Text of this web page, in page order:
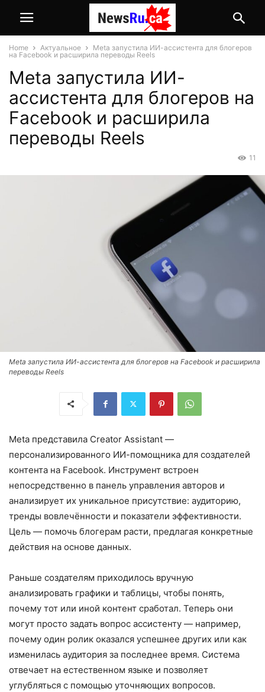
Home Актуальное
Meta запустила ИИ-ассистента для блогеров
на Facebook и расширила переводы Reels
Meta запустила ИИ-
ассистента для блогеров на
Facebook и расширила
переводы Reels
11
Meta запустила ИИ-ассистента для блогеров на Facebook и расширила
переводы Reels
Meta представила Creator Assistant —
персонализированного ИИ-помощника для создателей
контента на Facebook. Инструмент встроен
непосредственно в панель управления авторов и
анализирует их уникальное присутствие: аудиторию,
тренды вовлечённости и показатели эффективности.
Цель — помочь блогерам расти, предлагая конкретные
действия на основе данных.
Раньше создателям приходилось вручную
анализировать графики и таблицы, чтобы понять,
почему тот или иной контент сработал. Теперь они
могут просто задать вопрос ассистенту — например,
почему один ролик оказался успешнее других или как
изменилась аудитория за последнее время. Система
отвечает на естественном языке и позволяет
углубляться с помощью уточняющих вопросов.